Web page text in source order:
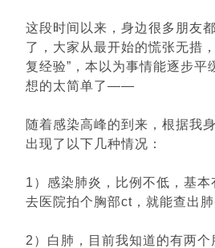
这段时间以来，身边很多朋友
了，大家从最开始的慌张无措
复经验”，本以为事情能逐步平
想的太简单了——
随着感染高峰的到来，根据我
出现了以下几种情况：
1）感染肺炎，比例不低，基本
去医院拍个胸部ct，就能查出肺
2）白肺，目前我知道的有两